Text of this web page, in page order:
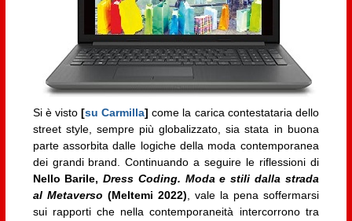
Si è visto[su Carmilla] come la carica contestataria dello
street style, sempre più globalizzato, sia stata in buona
parte assorbita dalle logiche della moda contemporanea
dei grandi brand. Continuando a seguire le riflessioni di
Nello Barile,Dress Coding. Moda e stili dalla strada
al Metaverso (Meltemi 2022), vale la pena soffermarsi
sui rapporti che nella contemporaneità intercorrono tra